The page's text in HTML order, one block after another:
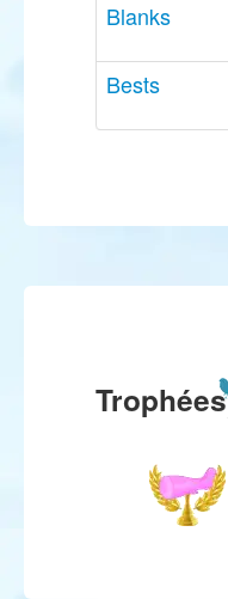
Blanks
Bests
Trophées